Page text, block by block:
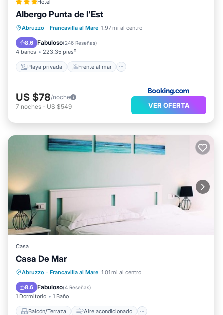
Hotel
Albergo Punta de l'Est
Abruzzo · Francavilla al Mare 1.97 mi al centro
8.6 Fabuloso(246 Reseñas)
4 baños 223.35 pies²
Playa privada Frente al mar
Playa privada
Frente al mar
Desayuno
Aparcamiento
US $78/noche
7 noches - US $549 VER OFERTA
Casa
Casa De Mar
Abruzzo · Francavilla al Mare 1.01 mi al centro
8.6 Fabuloso(4 Reseñas)
1 Dormitorio 1 Baño
Balcón/Terraza Aire acondicionado
Balcón/Terraza
Aire acondicionado
Internet